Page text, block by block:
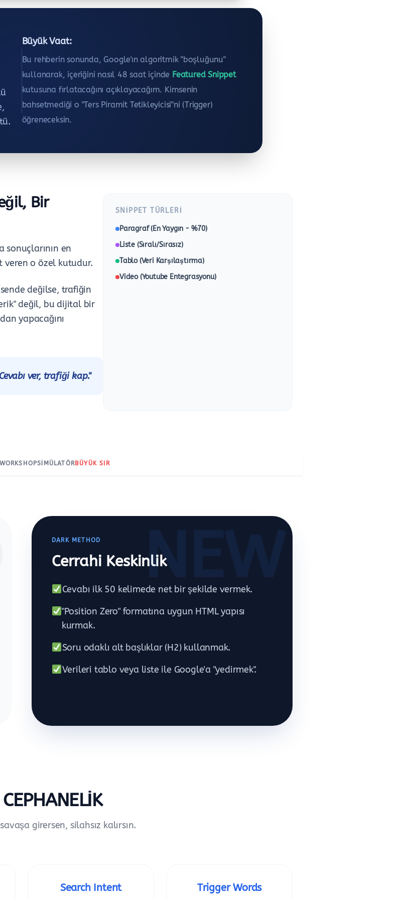
Büyük Vaat:
Bu rehberin sonunda, Google'ın algoritmik "boşluğunu"
kullanarak, içeriğini nasıl 48 saat içinde Featured Snippet
kutusuna fırlatacağını açıklayacağım. Kimsenin
bahsetmediği o "Ters Piramit Tetikleyicisi"ni (Trigger)
öğreneceksin.
Bir
sonuçlarının en
veren o özel kutudur.
değilse, trafiğin
değil, bu dijital bir
yapacağını
ver, trafiği kap."
SNIPPET TÜRLERI
Paragraf (En Yaygın - %70)
Liste (Sıralı/Sırasız)
Tablo (Veri Karşılaştırma)
Video (Youtube Entegrasyonu)
WORKSHOPSIMÜLATÖRBÜYÜK SIR
NEW
DARK METHOD
Cerrahi Keskinlik
Cevabı ilk 50 kelimede net bir şekilde vermek.
"Position Zero" formatına uygun HTML yapısı
kurmak.
Soru odaklı alt başlıklar (H2) kullanmak.
Verileri tablo veya liste ile Google'a "yedirmek".
girersen, silahsız kalırsın.
Search Intent Trigger Words